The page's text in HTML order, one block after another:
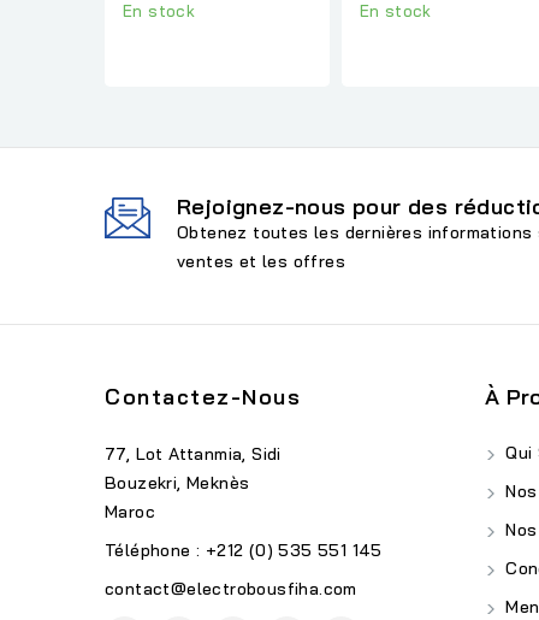
En stock En stock
Rejoignez-nous pour des
Obtenez toutes les dernières informations
ventes et les offres
Contactez-Nous
77, Lot Attanmia, Sidi
Bouzekri, Meknès
Maroc
Téléphone : +212 (0) 535 551 145
contact@electrobousfiha.com
À
Qui